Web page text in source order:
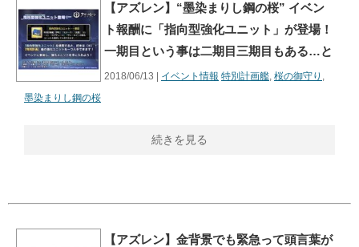
【アズレン】“墨染まりし鋼の桜” イベン
ト報酬に「指向型強化ユニット」が登場！
一期目という事は二期目三期目もある…と
2018/06/13 | イベント情報 特別計画艦, 桜の御守り ,
墨染まりし鋼の桜
続きを見る
【アズレン】金背景でも緊急って頭言葉が